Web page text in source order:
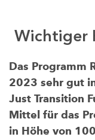
Wichtiger
Das Programm
2023 sehr gut
Just Transition
Mittel für das
in Höhe von